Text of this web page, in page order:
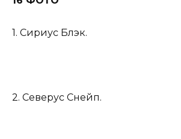
1. Сириус Блэк.
2. Северус Снейп.